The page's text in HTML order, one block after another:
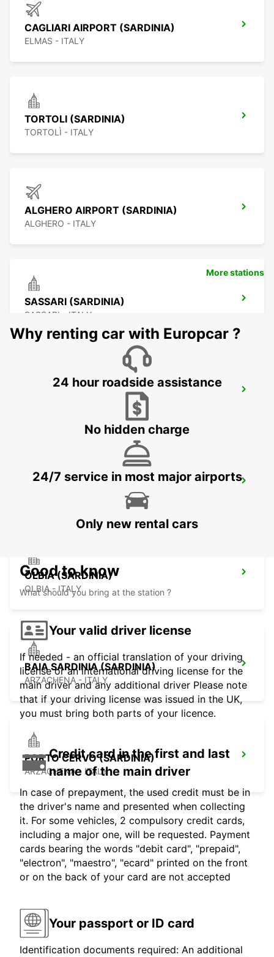
CAGLIARI AIRPORT (SARDINIA)
ELMAS - ITALY
TORTOLI (SARDINIA)
TORTOLÌ - ITALY
ALGHERO AIRPORT (SARDINIA)
ALGHERO - ITALY
SASSARI (SARDINIA)
SASSARI - ITALY
OLBIA AIRPORT (SARDINIA)
VALLEDORIA (SARDINIA)
OLBIA (SARDINIA)
OLBIA - ITALY
BAIA SARDINIA (SARDINIA)
ARZACHENA - ITALY
PORTO CERVO (SARDINIA)
ARZACHENA - ITALY
More stations
Why renting car with Europcar ?
24 hour roadside assistance
No hidden charge
24/7 service in most major airports
Only new rental cars
Good to know
What should you bring at the station ?
Your valid driver license
If needed - an official translation of your driving
license or an international driving license for the
main driver and any additional driver Please note
that if your driving license was issued in the UK,
you must bring both parts of your licence.
Credit card in the first and last
name of the main driver
In case of prepayment, the used credit must be in
the driver's name and presented when collecting
it. For some vehicles, 2 compulsory credit cards,
including a major one, will be requested. Payment
cards bearing the words "debit card", "prepaid",
"electron", "maestro", "ecard" printed on the front
or on the back of your card are not accepted
Your passport or ID card
Identification documents required: An additional